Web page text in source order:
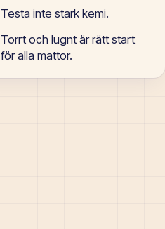
Testa inte stark kemi.
Torrt och lugnt är rätt start
för alla mattor.